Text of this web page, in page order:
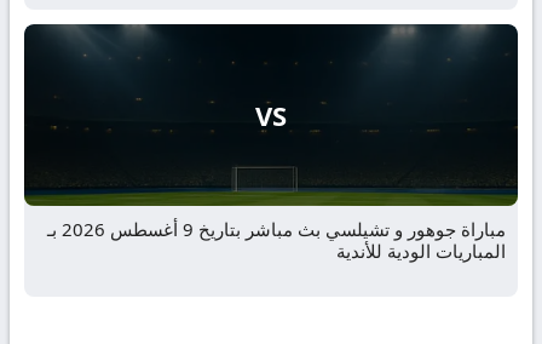
VS
مباراة جوهور و تشيلسي بث مباشر بتاريخ 9 أغسطس 2026 بـ
المباريات الودية للأندية